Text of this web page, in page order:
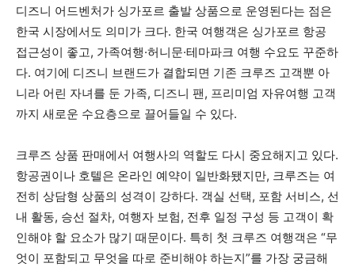
디즈니 어드벤처가 싱가포르 출발 상품으로 운영된다는 점은
한국 시장에서도 의미가 크다. 한국 여행객은 싱가포르 항공
접근성이 좋고, 가족여행·허니문·테마파크 여행 수요도 꾸준하
다. 여기에 디즈니 브랜드가 결합되면 기존 크루즈 고객뿐 아
니라 어린 자녀를 둔 가족, 디즈니 팬, 프리미엄 자유여행 고객
까지 새로운 수요층으로 끌어들일 수 있다.
크루즈 상품 판매에서 여행사의 역할도 다시 중요해지고 있다.
항공권이나 호텔은 온라인 예약이 일반화됐지만, 크루즈는 여
전히 상담형 상품의 성격이 강하다. 객실 선택, 포함 서비스, 선
내 활동, 승선 절차, 여행자 보험, 전후 일정 구성 등 고객이 확
인해야 할 요소가 많기 때문이다. 특히 첫 크루즈 여행객은 “무
엇이 포함되고 무엇을 따로 준비해야 하는지”를 가장 궁금해